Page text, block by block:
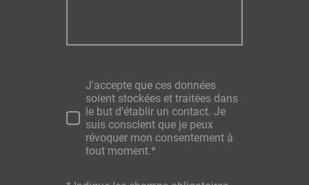
J'accepte que ces données
soient stockées et traitées dans
le but d'établir un contact. Je
suis conscient que je peux
révoquer mon consentement à
tout moment.*